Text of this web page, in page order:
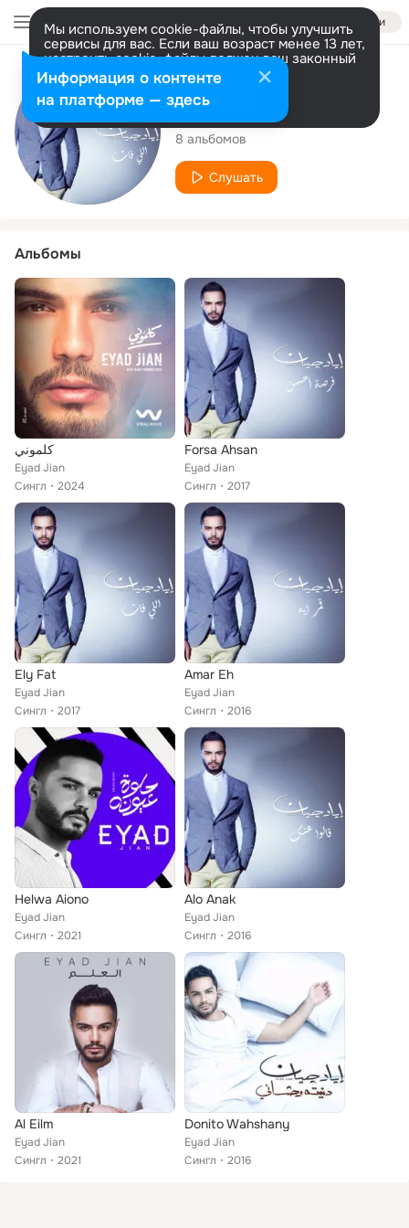
Войти
Мы используем cookie-файлы, чтобы улучшить
сервисы для вас. Если ваш возраст менее 13 лет,
настроить cookie-файлы должен ваш законный
представитель. Больше информации
Разрешить все Настроить
Исполнитель
Eyad Jian
8 альбомов
Слушать
Альбомы
كلموني
Eyad Jian
Сингл
2024
Forsa Ahsan
Eyad Jian
Сингл
2017
Ely Fat
Eyad Jian
Сингл
2017
Amar Eh
Eyad Jian
Сингл
2016
Helwa Aiono
Eyad Jian
Сингл
2021
Alo Anak
Eyad Jian
Сингл
2016
Al Eilm
Eyad Jian
Сингл
2021
Donito Wahshany
Eyad Jian
Сингл
2016
Информация о контенте
на платформе — здесь